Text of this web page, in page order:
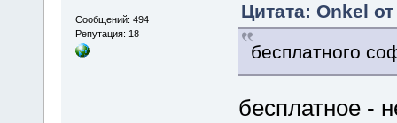
Сообщений: 494
Репутация: 18
Цитата: Onkel
бесплатного
бесплатное -